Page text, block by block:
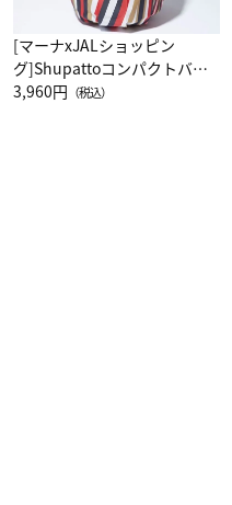
[マーナxJALショッピン
グ]Shupattoコンパクトバッ
グ Drop JAL客室乗務員
3,960円 （税込）